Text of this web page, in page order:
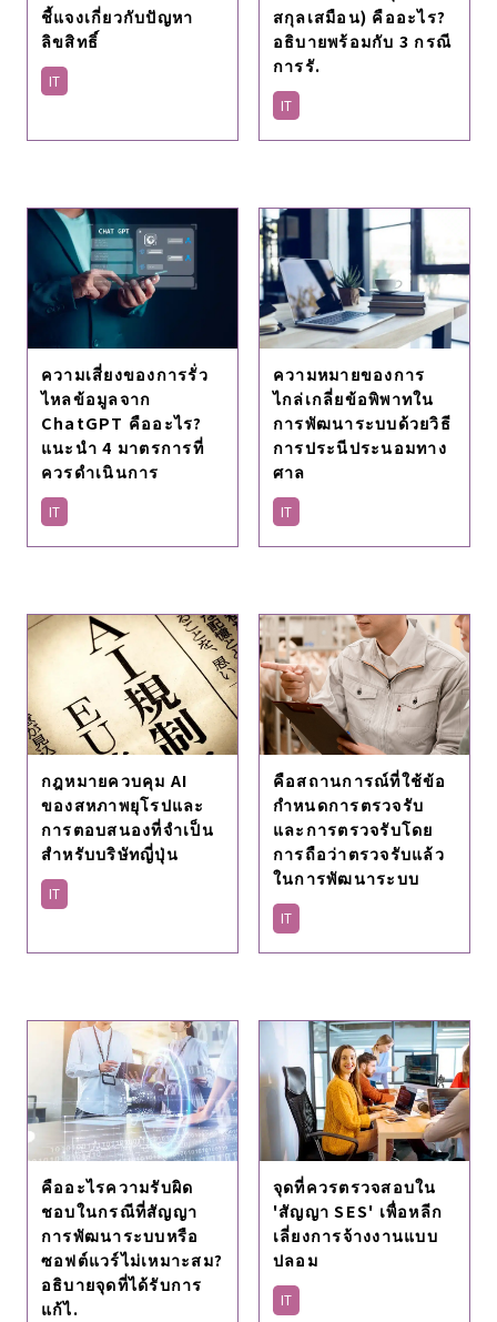
ชี้แจงเกี่ยวกับปัญหา
ลิขสิทธิ์
IT
สกุลเสมือน) คืออะไร?
อธิบายพร้อมกับ 3 กรณี
การรั.
IT
ความเสี่ยงของการรั่ว
ไหลข้อมูลจาก
ChatGPT คืออะไร?
แนะนํา 4 มาตรการที่
ควรดําเนินการ
IT
ความหมายของการ
ไกล่เกลี่ยข้อพิพาทใน
การพัฒนาระบบด้วยวิธี
การประนีประนอมทาง
ศาล
IT
กฎหมายควบคุม AI
ของสหภาพยุโรปและ
การตอบสนองที่จําเป็น
สําหรับบริษัทญี่ปุ่น
IT
คือสถานการณ์ที่ใช้ข้อ
กำหนดการตรวจรับ
และการตรวจรับโดย
การถือว่าตรวจรับแล้ว
ในการพัฒนาระบบ
IT
คืออะไรความรับผิด
ชอบในกรณีที่สัญญา
การพัฒนาระบบหรือ
ซอฟต์แวร์ไม่เหมาะสม?
อธิบายจุดที่ได้รับการ
แก้ไ.
จุดที่ควรตรวจสอบใน
'สัญญา SES' เพื่อหลีก
เลี่ยงการจ้างงานแบบ
ปลอม
IT